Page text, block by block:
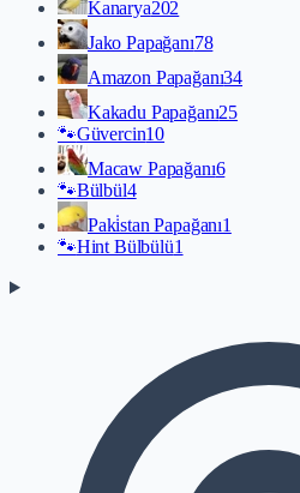
Kanarya202
Jako Papağanı78
Amazon Papağanı34
Kakadu Papağanı25
🐾Güvercin10
Macaw Papağanı6
🐾Bülbül4
Paki̇stan Papağanı1
🐾Hint Bülbülü1